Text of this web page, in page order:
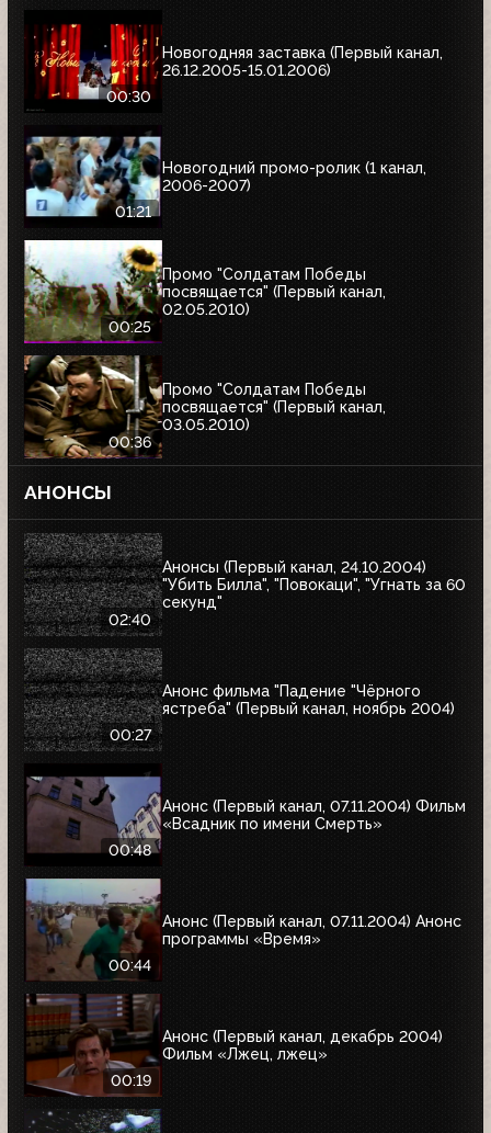
00:30
Новогодняя заставка (Первый канал,
26.12.2005-15.01.2006)
01:21
Новогодний промо-ролик (1 канал,
2006-2007)
00:25
Промо "Солдатам Победы
посвящается" (Первый канал,
02.05.2010)
00:36
Промо "Солдатам Победы
посвящается" (Первый канал,
03.05.2010)
АНОНСЫ
02:40
Анонсы (Первый канал, 24.10.2004)
"Убить Билла", "Повокаци", "Угнать за 60
секунд"
00:27
Анонс фильма "Падение "Чёрного
ястреба" (Первый канал, ноябрь 2004)
00:48
Анонс (Первый канал, 07.11.2004) Фильм
«Всадник по имени Смерть»
00:44
Анонс (Первый канал, 07.11.2004) Анонс
программы «Время»
00:19
Анонс (Первый канал, декабрь 2004)
Фильм «Лжец, лжец»